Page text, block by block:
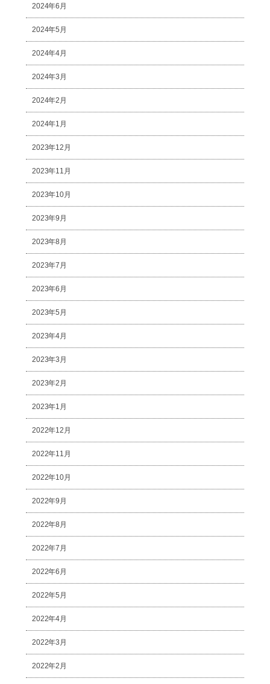
2024年6月
2024年5月
2024年4月
2024年3月
2024年2月
2024年1月
2023年12月
2023年11月
2023年10月
2023年9月
2023年8月
2023年7月
2023年6月
2023年5月
2023年4月
2023年3月
2023年2月
2023年1月
2022年12月
2022年11月
2022年10月
2022年9月
2022年8月
2022年7月
2022年6月
2022年5月
2022年4月
2022年3月
2022年2月